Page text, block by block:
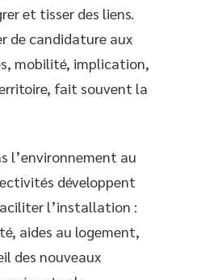
et tisser des liens.
de candidature aux
mobilité, implication,
fait souvent la
l’environnement au
développent
l’installation :
aides au logement,
des nouveaux